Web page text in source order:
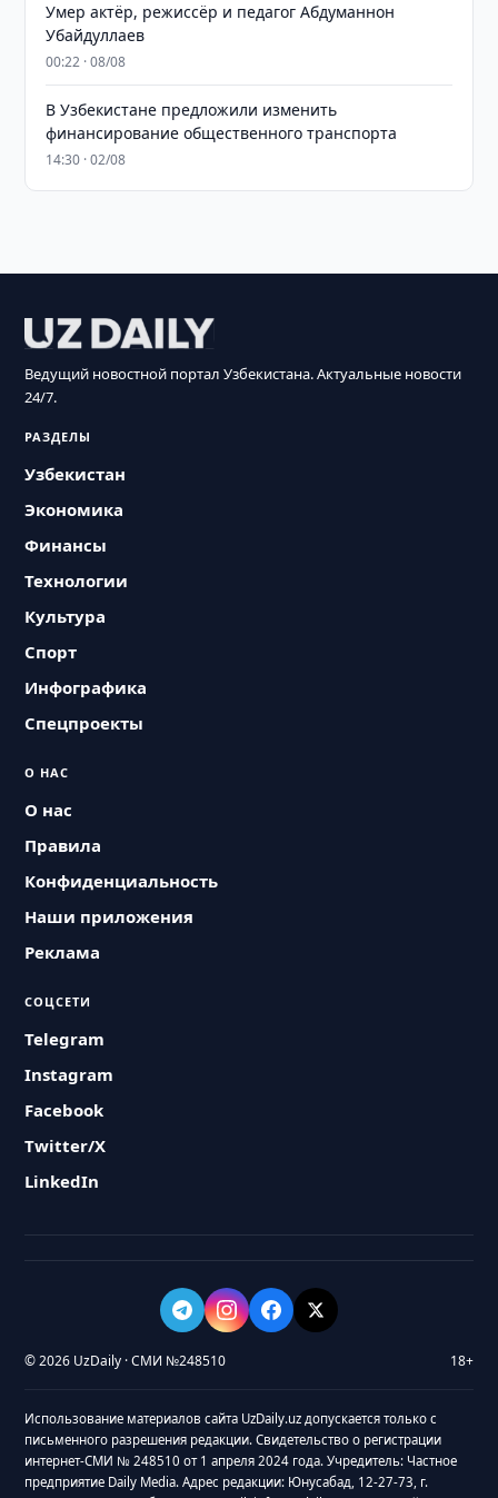
Умер актёр, режиссёр и педагог Абдуманнон
Убайдуллаев
00:22 · 08/08
В Узбекистане предложили изменить
финансирование общественного транспорта
14:30 · 02/08
Ведущий новостной портал Узбекистана. Актуальные новости
24/7.
РАЗДЕЛЫ
Узбекистан
Экономика
Финансы
Технологии
Культура
Спорт
Инфографика
Спецпроекты
О НАС
О нас
Правила
Конфиденциальность
Наши приложения
Реклама
СОЦСЕТИ
Telegram
Instagram
Facebook
Twitter/X
LinkedIn
© 2026 UzDaily · СМИ №248510 18+
Использование материалов сайта UzDaily.uz допускается только с
письменного разрешения редакции. Свидетельство о регистрации
интернет-СМИ № 248510 от 1 апреля 2024 года. Учредитель: Частное
предприятие Daily Media. Адрес редакции: Юнусабад, 12-27-73, г.